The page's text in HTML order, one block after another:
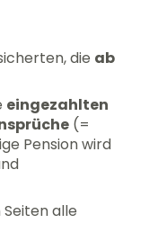
die ab
eingezahlten
(=
Pension wird
alle